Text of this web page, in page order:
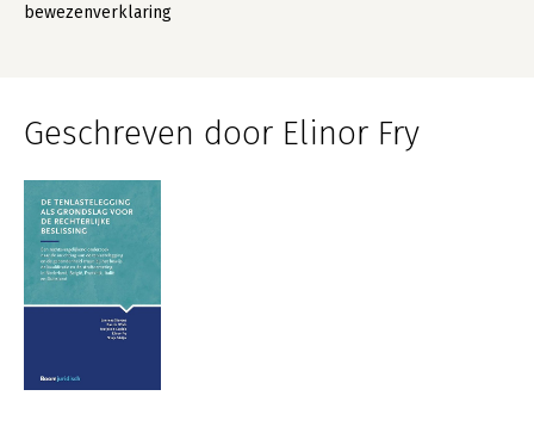
bewezenverklaring
Geschreven door Elinor Fry